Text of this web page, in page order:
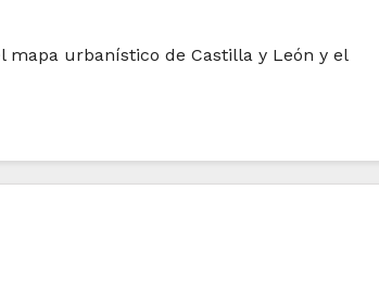
mapa urbanístico de Castilla y León y el